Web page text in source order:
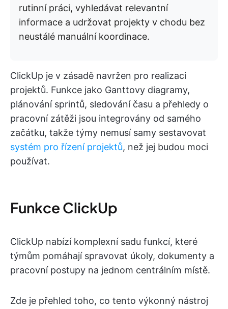
rutinní práci, vyhledávat relevantní
informace a udržovat projekty v chodu bez
neustálé manuální koordinace.
ClickUp je v zásadě navržen pro realizaci
projektů. Funkce jako Ganttovy diagramy,
plánování sprintů, sledování času a přehledy o
pracovní zátěži jsou integrovány od samého
začátku, takže týmy nemusí samy sestavovat
systém pro řízení projektů, než jej budou moci
používat.
Funkce ClickUp
ClickUp nabízí komplexní sadu funkcí, které
týmům pomáhají spravovat úkoly, dokumenty a
pracovní postupy na jednom centrálním místě.
Zde je přehled toho, co tento výkonný nástroj